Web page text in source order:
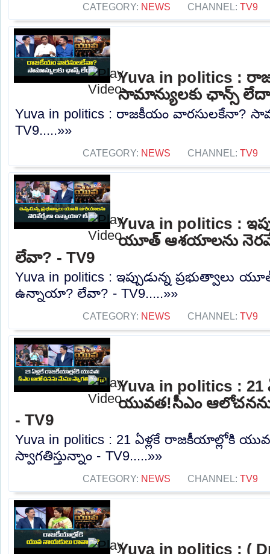
CATEGORY: NEWS CHANNEL: TV9
Yuva in politics :
సామాన్యులకు ఛాన్స్
Yuva in politics : రాజకీయం వారసులకేనా?
TV9.....»»
CATEGORY: NEWS CHANNEL: TV9
Yuva in politics :
యూత్ ఆశయాలను
లేవా? - TV9
Yuva in politics : ఇప్పుడున్న ప్రభుత్వాలు
ఉన్నాయా? లేవా? - TV9.....»»
CATEGORY: NEWS CHANNEL: TV9
Yuva in politics :
యువత!సీఎం
- TV9
Yuva in politics : 21 ఏళ్లకే రాజకీయాల్లోకి
స్వాగతిస్తున్నాం - TV9.....»»
CATEGORY: NEWS CHANNEL: TV9
Yuva in politics : (